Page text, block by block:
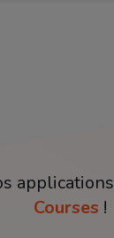
applications
Courses !